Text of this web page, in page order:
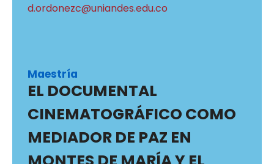
d.ordonezc@uniandes.edu.co
Maestría
EL DOCUMENTAL
CINEMATOGRÁFICO COMO
MEDIADOR DE PAZ EN